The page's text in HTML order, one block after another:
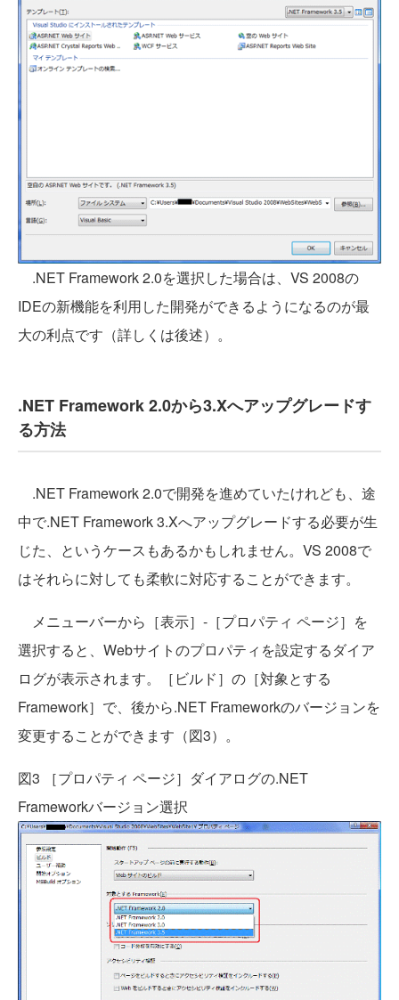
.NET Framework 2.0を選択した場合は、VS 2008の
IDEの新機能を利用した開発ができるようになるのが最
大の利点です（詳しくは後述）。
.NET Framework 2.0から3.Xへアップグレードす
る方法
.NET Framework 2.0で開発を進めていたけれども、途
中で.NET Framework 3.Xへアップグレードする必要が生
じた、というケースもあるかもしれません。VS 2008で
はそれらに対しても柔軟に対応することができます。
メニューバーから［表示］-［プロパティ ページ］を
選択すると、Webサイトのプロパティを設定するダイア
ログが表示されます。［ビルド］の［対象とする
Framework］で、後から.NET Frameworkのバージョンを
変更することができます（図3）。
図3 ［プロパティ ページ］ダイアログの.NET
Frameworkバージョン選択